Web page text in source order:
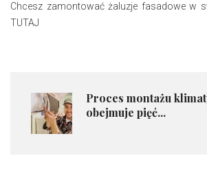
Chcesz zamontować żaluzje fasadowe w
TUTAJ
​Proces montażu
obejmuje pięć...